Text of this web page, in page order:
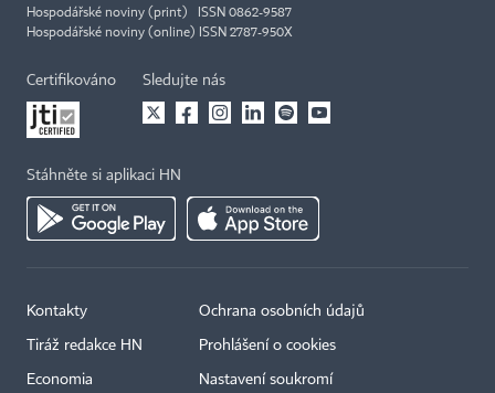
Hospodářské noviny (print) ISSN 0862-9587
Hospodářské noviny (online) ISSN 2787-950X
Certifikováno Sledujte nás
Stáhněte si aplikaci HN
Kontakty
Tiráž redakce HN
Economia
Ochrana osobních údajů
Prohlášení o cookies
Nastavení soukromí